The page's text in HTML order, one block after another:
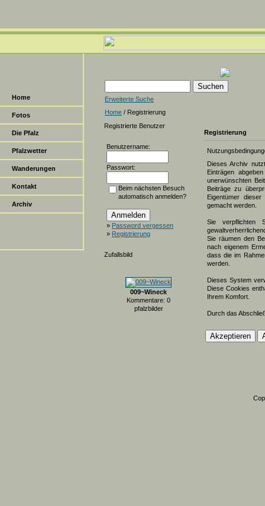
Home
Fotos
Die Pfalz
Pfalzwetter
Wanderungen
Kontakt
Archiv
Erweiterte Suche
Home / Registrierung
Registrierte Benutzer
Benutzername:
Passwort:
Beim nächsten Besuch
automatisch anmelden?
» Password vergessen
» Registrierung
Zufallsbild
009~Wineck
Kommentare: 0
pfalzbilder
Registrierung
Dieses Archiv
Einträgen
unerwünschten
Beiträge zu
Eigentümer
gemacht werden.
Sie verpflichten
Sie räumen den
nach eigenem
dass die im
werden.
Dieses System
Diese Cookies
Ihrem Komfort.
Durch das